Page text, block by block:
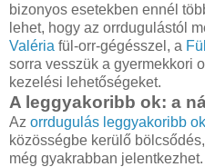
bizonyos esetekben ennél
lehet, hogy az orrdugulástól
Valéria fül-orr-gégésszel, a
sorra vesszük a gyermekkori
kezelési lehetőségeket.
A leggyakoribb ok: a
Az orrdugulás leggyakoribb
közösségbe kerülő
még gyakrabban